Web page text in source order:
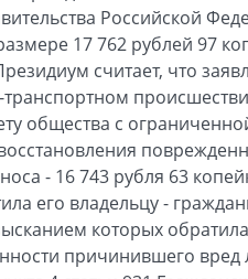
Российской
17 762 рублей 97
считает, что
общества с
- 16 743 рубля 63
его владельцу -
которых
причинившего